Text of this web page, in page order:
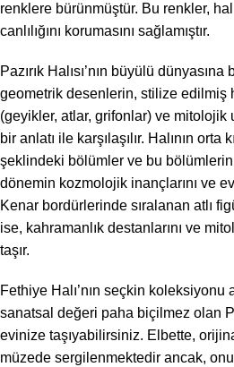
renklere bürünmüştür. Bu renkler,
canlılığını korumasını sağlamıştır.
Pazırık Halısı’nın büyülü dünyasına
geometrik desenlerin, stilize edilmiş
(geyikler, atlar, grifonlar) ve mitolojik
bir anlatı ile karşılaşılır. Halının orta
şeklindeki bölümler ve bu
dönemin kozmolojik inançlarını ve
Kenar bordürlerinde sıralanan atlı
ise, kahramanlık destanlarını ve
taşır.
Fethiye Halı’nın seçkin koleksiyonu
sanatsal değeri paha biçilmez olan
evinize taşıyabilirsiniz. Elbette,
müzede sergilenmektedir ancak,